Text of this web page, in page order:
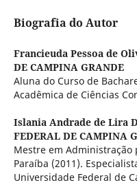
Biografia do Autor
Francieuda Pessoa de
DE CAMPINA GRANDE
Aluna do Curso de
Acadêmica de Ciências
Islania Andrade de Lira
FEDERAL DE CAMPINA
Mestre em Administração
Paraíba (2011).
Universidade Federal de